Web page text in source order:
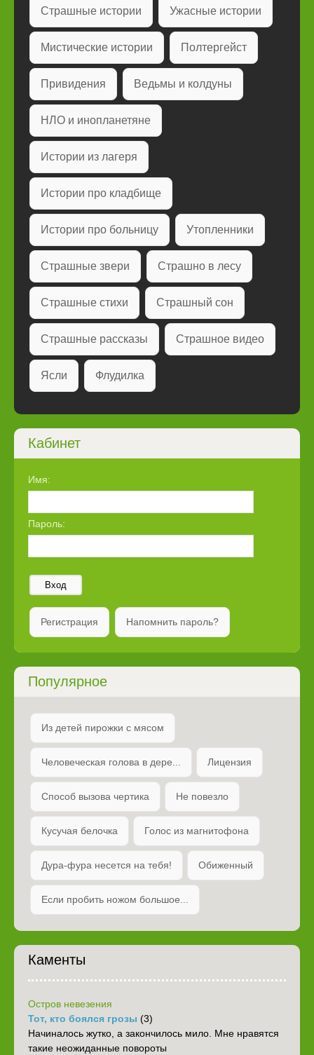
Страшные истории Ужасные истории
Мистические истории Полтергейст
Привидения Ведьмы и колдуны
НЛО и инопланетяне
Истории из лагеря
Истории про кладбище
Истории про больницу Утопленники
Страшные звери Страшно в лесу
Страшные стихи Страшный сон
Страшные рассказы Страшное видео
Ясли Флудилка
Кабинет
Имя:
Пароль:
Вход
Регистрация Напомнить пароль?
Популярное
Из детей пирожки с мясом
Человеческая голова в дере... Лицензия
Способ вызова чертика Не повезло
Кусучая белочка Голос из магнитофона
Дура-фура несется на тебя! Обиженный
Если пробить ножом большое...
Каменты
Остров невезения
Тот, кто боялся грозы (3)
Начиналось жутко, а закончилось мило. Мне нравятся
такие неожиданные повороты